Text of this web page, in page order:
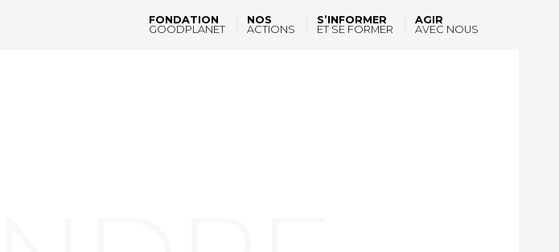
FONDATION
GOODPLANET
NOS
ACTIONS
S’INFORMER
ET SE FORMER
AGIR
AVEC NOUS